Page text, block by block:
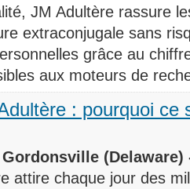
JM Adultère rassure
extraconjugale sans
grâce au
aux moteurs de
: pourquoi ce
(Delaware)
attire chaque jour des